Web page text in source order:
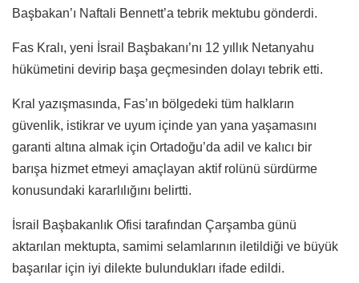
Başbakan’ı Naftali Bennett’a tebrik mektubu gönderdi.
Fas Kralı, yeni İsrail Başbakanı’nı 12 yıllık Netanyahu
hükümetini devirip başa geçmesinden dolayı tebrik etti.
Kral yazışmasında, Fas’ın bölgedeki tüm halkların
güvenlik, istikrar ve uyum içinde yan yana yaşamasını
garanti altına almak için Ortadoğu’da adil ve kalıcı bir
barışa hizmet etmeyi amaçlayan aktif rolünü sürdürme
konusundaki kararlılığını belirtti.
İsrail Başbakanlık Ofisi tarafından Çarşamba günü
aktarılan mektupta, samimi selamlarının iletildiği ve büyük
başarılar için iyi dilekte bulundukları ifade edildi.